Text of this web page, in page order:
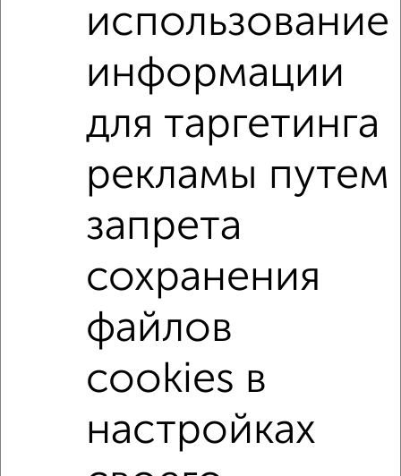
2-к квартиры
Поиск по схожим параметрам:
микрорайон 24-й микрорайон
на улице Пролетарская С холодильником
С телевизором С телефоном С интернетом
С кондиционером Можно с ребенком
не первый этаж не последний этаж
в малоэтажном доме с балконом
с центральным отоплением
площадью до 60 м² Сталинка
↑ НАВЕРХ К МЕНЮ
использование
информации
для таргетинга
рекламы путем
запрета
сохранения
файлов
cookies в
настройках